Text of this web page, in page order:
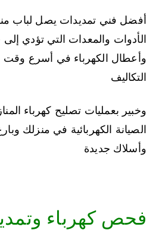
أفضل فني تمديدات يصل لباب
الأدوات والمعدات التي تؤدي
وأعطال الكهرباء في أسرع
التكاليف
وخبير بعمليات تصليح كهرباء
الصيانة الكهربائية في منزلك
وأسلاك جديدة
فحص كهرباء